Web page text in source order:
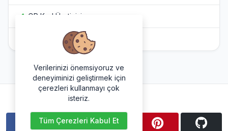
QR Kod Üreticisi
Javascript Gizleyici
Verilerinizi önemsiyoruz ve
deneyiminizi geliştirmek için
çerezleri kullanmayı çok
isteriz.
Tüm Çerezleri Kabul Et